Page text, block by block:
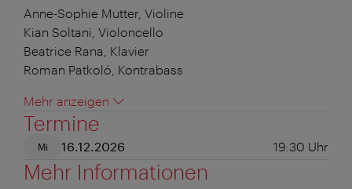
Anne-Sophie Mutter, Violine
Kian Soltani, Violoncello
Beatrice Rana, Klavier
Roman Patkoló, Kontrabass
Mehr anzeigen
Termine
Mi 16.12.2026 19:30 Uhr
Mehr Informationen